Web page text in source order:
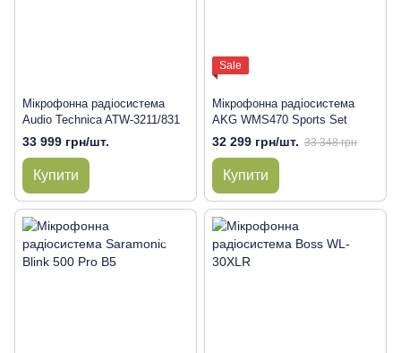
Мікрофонна радіосистема
Audio Technica ATW-3211/831
33 999 грн/шт.
Купити
Sale
Мікрофонна радіосистема
AKG WMS470 Sports Set
32 299 грн/шт. 33 348 грн
Купити